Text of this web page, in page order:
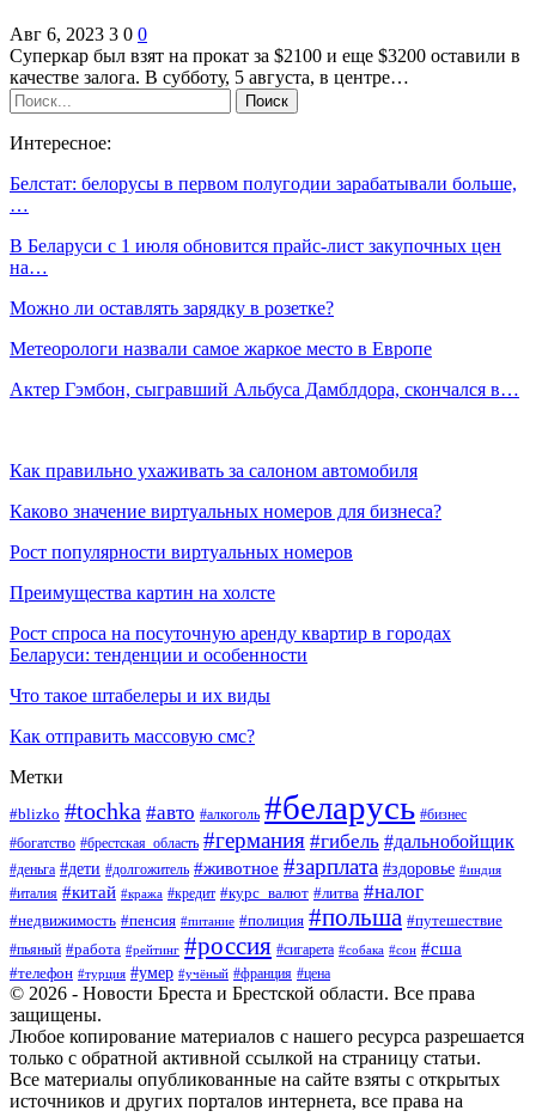
Авг 6, 2023 3 0 0
Суперкар был взят на прокат за $2100 и еще $3200 оставили в
качестве залога. В субботу, 5 августа, в центре…
Интересное:
Белстат: белорусы в первом полугодии зарабатывали больше,
…
В Беларуси с 1 июля обновится прайс-лист закупочных цен
на…
Можно ли оставлять зарядку в розетке?
Метеорологи назвали самое жаркое место в Европе
Актер Гэмбон, сыгравший Альбуса Дамблдора, скончался в…
Как правильно ухаживать за салоном автомобиля
Каково значение виртуальных номеров для бизнеса?
Рост популярности виртуальных номеров
Преимущества картин на холсте
Рост спроса на посуточную аренду квартир в городах
Беларуси: тенденции и особенности
Что такое штабелеры и их виды
Как отправить массовую смс?
Метки
#blizko #tochka #авто #алкоголь #беларусь #бизнес
#богатство #брестская_область #германия #гибель #дальнобойщик
#деньга #дети #долгожитель #животное #зарплата #здоровье #индия
#италия #китай #кража #кредит #курс_валют #литва #налог
#недвижимость #пенсия #питание #полиция #польша #путешествие
#пьяный #работа #рейтинг #россия #сигарета #собака #сон #сша
#телефон #турция #умер #учёный #франция #цена
© 2026 - Новости Бреста и Брестской области. Все права
защищены.
Любое копирование материалов с нашего ресурса разрешается
только с обратной активной ссылкой на страницу статьи.
Все материалы опубликованные на сайте взяты с открытых
источников и других порталов интернета, все права на